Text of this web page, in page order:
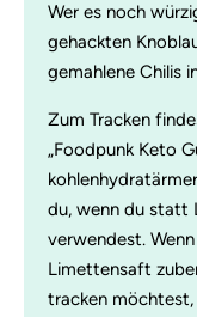
Wer es noch
gehackten
gemahlene Chilis
Zum Tracken
„Foodpunk Keto
du, wenn du statt
verwendest.
Limettensaft
tracken